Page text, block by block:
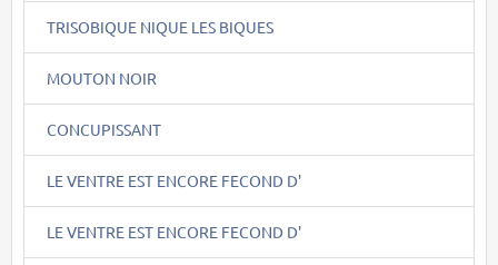
TRISOBIQUE NIQUE LES BIQUES
MOUTON NOIR
CONCUPISSANT
LE VENTRE EST ENCORE FECOND D'
LE VENTRE EST ENCORE FECOND D'